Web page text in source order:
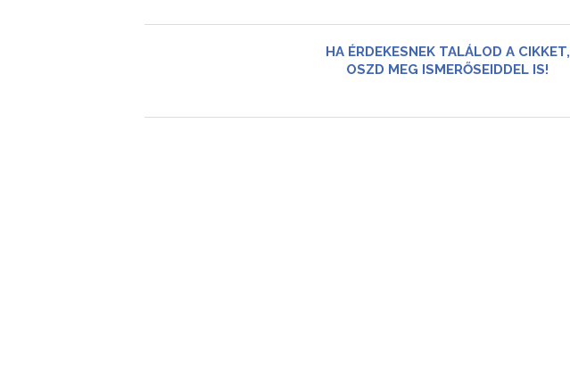
HA ÉRDEKESNEK TALÁLOD A CIKKET,
OSZD MEG ISMERŐSEIDDEL IS!